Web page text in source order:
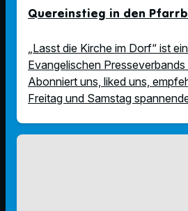
Quereinstieg in den
„Lasst die Kirche im Dorf“ ist
Evangelischen
Abonniert uns, liked uns,
Freitag und Samstag